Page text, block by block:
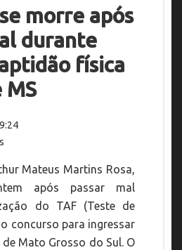
morre após
durante
física
MS
Mateus Martins Rosa,
após passar mal
do TAF (Teste de
concurso para ingressar
Mato Grosso do Sul. O